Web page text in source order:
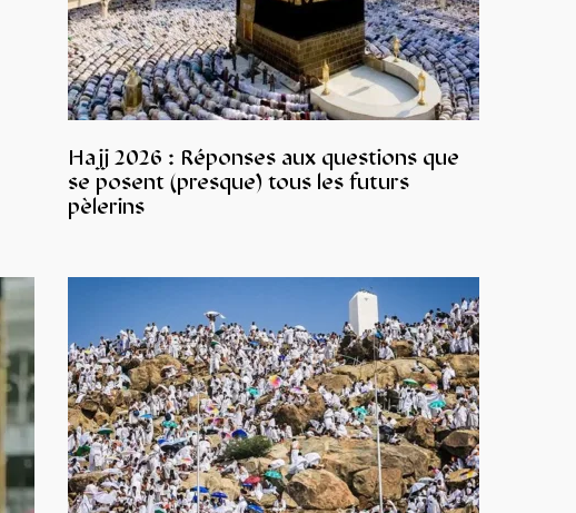
Hajj 2026 : Réponses aux questions que
se posent (presque) tous les futurs
pèlerins